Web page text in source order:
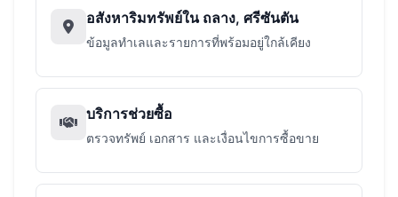
อสังหาริมทรัพย์ใน ถลาง, ศรีซันตัน
ข้อมูลทำเลและรายการที่พร้อมอยู่ใกล้เคียง
บริการช่วยซื้อ
ตรวจทรัพย์ เอกสาร และเงื่อนไขการซื้อขาย